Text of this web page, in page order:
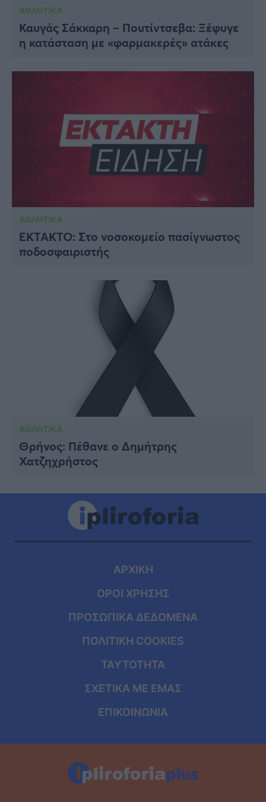
ΑΘΛΗΤΙΚΑ
Καυγάς Σάκκαρη – Πουτίντσεβα: Ξέφυγε
η κατάσταση με «φαρμακερές» ατάκες
ΑΘΛΗΤΙΚΑ
EKTAKTO: Στο νοσοκομείο πασίγνωστος
ποδοσφαιριστής
ΑΘΛΗΤΙΚΑ
Θρήνος: Πέθανε ο Δημήτρης
Χατζηχρήστος
ΑΡΧΙΚΗ
ΟΡΟΙ ΧΡΗΣΗΣ
ΠΡΟΣΩΠΙΚΑ ΔΕΔΟΜΕΝΑ
ΠΟΛΙΤΙΚΗ COOKIES
ΤΑΥΤΟΤΗΤΑ
ΣΧΕΤΙΚΑ ΜΕ ΕΜΑΣ
ΕΠΙΚΟΙΝΩΝΙΑ